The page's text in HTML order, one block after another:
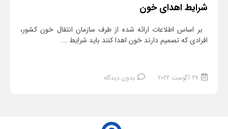
شرایط اهدای خون
بر اساس اطلاعات ارائه شده از طرف سازمان انتقال خون کشور،
افرادی که تصمیم دارند خون اهدا کنند باید شرایط ...
27 آگوست 2022 بدون دیدگاه